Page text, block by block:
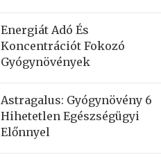
Energiát Adó És
Koncentrációt Fokozó
Gyógynövények
Astragalus: Gyógynövény 6
Hihetetlen Egészségügyi
Előnnyel